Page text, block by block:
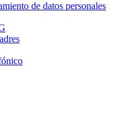
de datos personales